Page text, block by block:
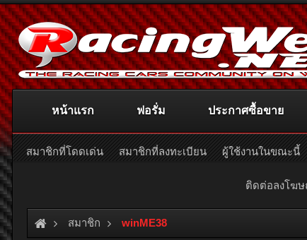
ติดต่อลงโฆ
สมาชิก winME38
หน้าแรก ฟอรั่ม ประกาศซื้อขาย
สมาชิกที่โดดเด่น สมาชิกที่ลงทะเบียน ผู้ใช้งานในขณะนี้